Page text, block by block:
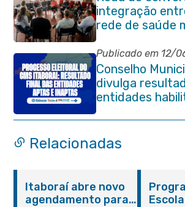
integração
rede de saúde
Itaboraí
Publicado em 12/
Conselho
divulga
entidades
eleição do
2030
Relacionadas
Itaboraí abre novo
agendamento para